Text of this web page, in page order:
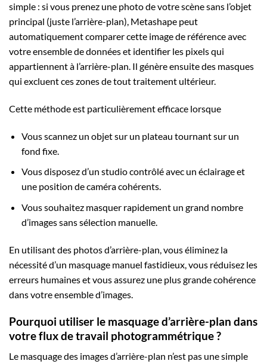
simple : si vous prenez une photo de votre scène sans l’objet
principal (juste l’arrière-plan), Metashape peut
automatiquement comparer cette image de référence avec
votre ensemble de données et identifier les pixels qui
appartiennent à l’arrière-plan. Il génère ensuite des masques
qui excluent ces zones de tout traitement ultérieur.
Cette méthode est particulièrement efficace lorsque
Vous scannez un objet sur un plateau tournant sur un
fond fixe.
Vous disposez d’un studio contrôlé avec un éclairage et
une position de caméra cohérents.
Vous souhaitez masquer rapidement un grand nombre
d’images sans sélection manuelle.
En utilisant des photos d’arrière-plan, vous éliminez la
nécessité d’un masquage manuel fastidieux, vous réduisez les
erreurs humaines et vous assurez une plus grande cohérence
dans votre ensemble d’images.
Pourquoi utiliser le masquage d’arrière-plan dans
votre flux de travail photogrammétrique ?
Le masquage des images d’arrière-plan n’est pas une simple